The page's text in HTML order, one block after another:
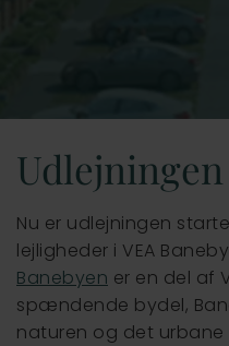
Nu er udlejningen
lejligheder i VEA
Banebyen er en del af
spændende bydel,
naturen og det